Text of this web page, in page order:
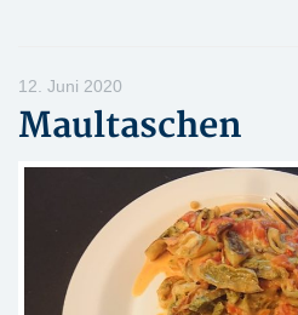
12. Juni 2020
Maultaschen